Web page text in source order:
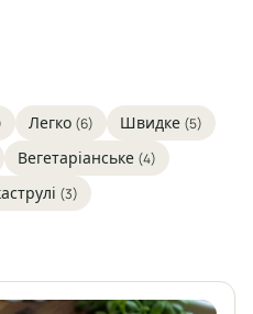
Легко (6) Швидке (5)
Вегетаріанське (4)
(3)